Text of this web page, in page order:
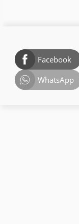
Facebook
WhatsApp